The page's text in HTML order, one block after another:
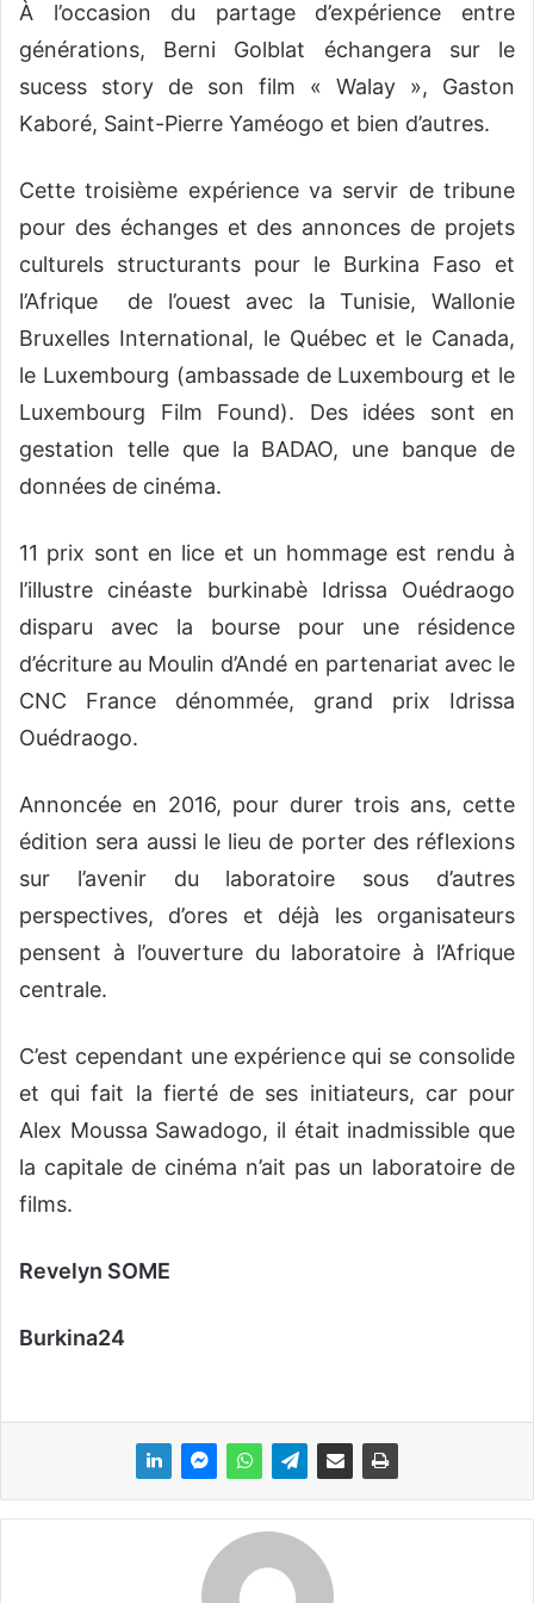
À l’occasion du partage d’expérience entre
générations, Berni Golblat échangera sur le
sucess story de son film « Walay », Gaston
Kaboré, Saint-Pierre Yaméogo et bien d’autres.
Cette troisième expérience va servir de tribune
pour des échanges et des annonces de projets
culturels structurants pour le Burkina Faso et
l’Afrique de l’ouest avec la Tunisie, Wallonie
Bruxelles International, le Québec et le Canada,
le Luxembourg (ambassade de Luxembourg et le
Luxembourg Film Found). Des idées sont en
gestation telle que la BADAO, une banque de
données de cinéma.
11 prix sont en lice et un hommage est rendu à
l’illustre cinéaste burkinabè Idrissa Ouédraogo
disparu avec la bourse pour une résidence
d’écriture au Moulin d’Andé en partenariat avec le
CNC France dénommée, grand prix Idrissa
Ouédraogo.
Annoncée en 2016, pour durer trois ans, cette
édition sera aussi le lieu de porter des réflexions
sur l’avenir du laboratoire sous d’autres
perspectives, d’ores et déjà les organisateurs
pensent à l’ouverture du laboratoire à l’Afrique
centrale.
C’est cependant une expérience qui se consolide
et qui fait la fierté de ses initiateurs, car pour
Alex Moussa Sawadogo, il était inadmissible que
la capitale de cinéma n’ait pas un laboratoire de
films.
Revelyn SOME
Burkina24